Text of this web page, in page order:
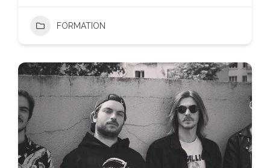
FORMATION